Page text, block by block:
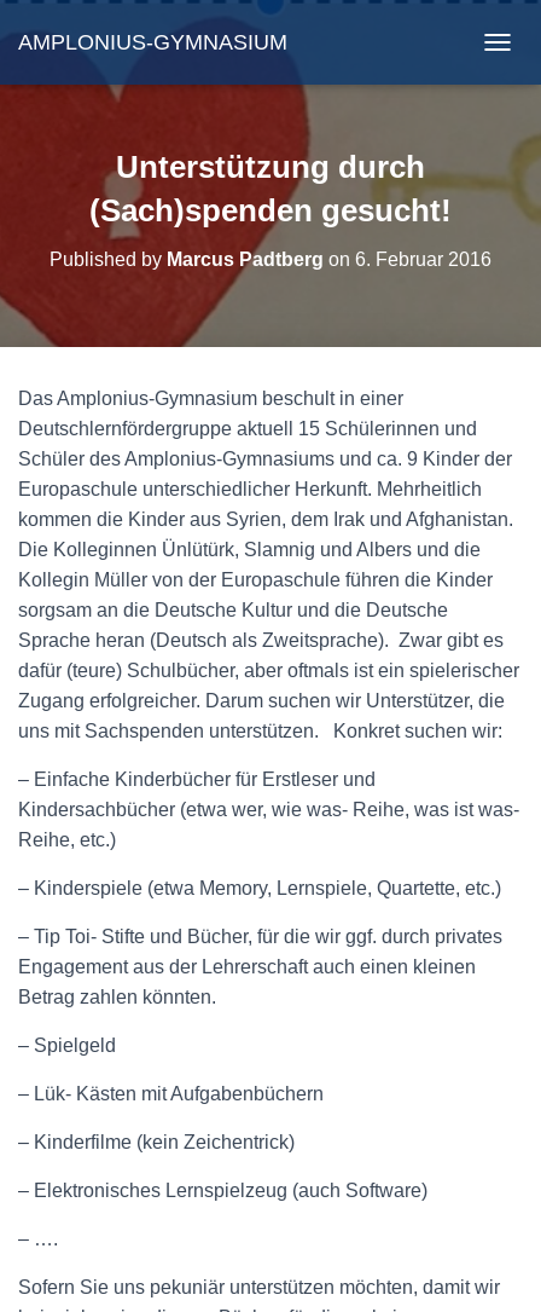
AMPLONIUS-GYMNASIUM
A
A
T
Unterstützung durch
(Sach)spenden gesucht!
Published by Marcus Padtberg on 6. Februar 2016
Das Amplonius-Gymnasium beschult in einer
Deutschlernfördergruppe aktuell 15 Schülerinnen und
Schüler des Amplonius-Gymnasiums und ca. 9 Kinder der
Europaschule unterschiedlicher Herkunft. Mehrheitlich
kommen die Kinder aus Syrien, dem Irak und Afghanistan.
Die Kolleginnen Ünlütürk, Slamnig und Albers und die
Kollegin Müller von der Europaschule führen die Kinder
sorgsam an die Deutsche Kultur und die Deutsche
Sprache heran (Deutsch als Zweitsprache). Zwar gibt es
dafür (teure) Schulbücher, aber oftmals ist ein spielerischer
Zugang erfolgreicher. Darum suchen wir Unterstützer, die
uns mit Sachspenden unterstützen. Konkret suchen wir:
– Einfache Kinderbücher für Erstleser und
Kindersachbücher (etwa wer, wie was- Reihe, was ist was-
Reihe, etc.)
– Kinderspiele (etwa Memory, Lernspiele, Quartette, etc.)
– Tip Toi- Stifte und Bücher, für die wir ggf. durch privates
Engagement aus der Lehrerschaft auch einen kleinen
Betrag zahlen könnten.
– Spielgeld
– Lük- Kästen mit Aufgabenbüchern
– Kinderfilme (kein Zeichentrick)
– Elektronisches Lernspielzeug (auch Software)
– ….
Sofern Sie uns pekuniär unterstützen möchten, damit wir